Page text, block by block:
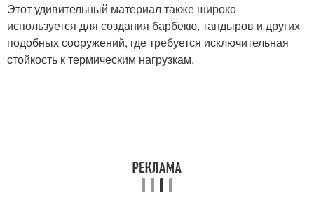
Этот удивительный материал также широко
используется для создания барбекю, тандыров и других
подобных сооружений, где требуется исключительная
стойкость к термическим нагрузкам.